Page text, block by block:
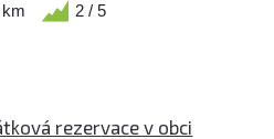
2 / 5
rezervace v obci